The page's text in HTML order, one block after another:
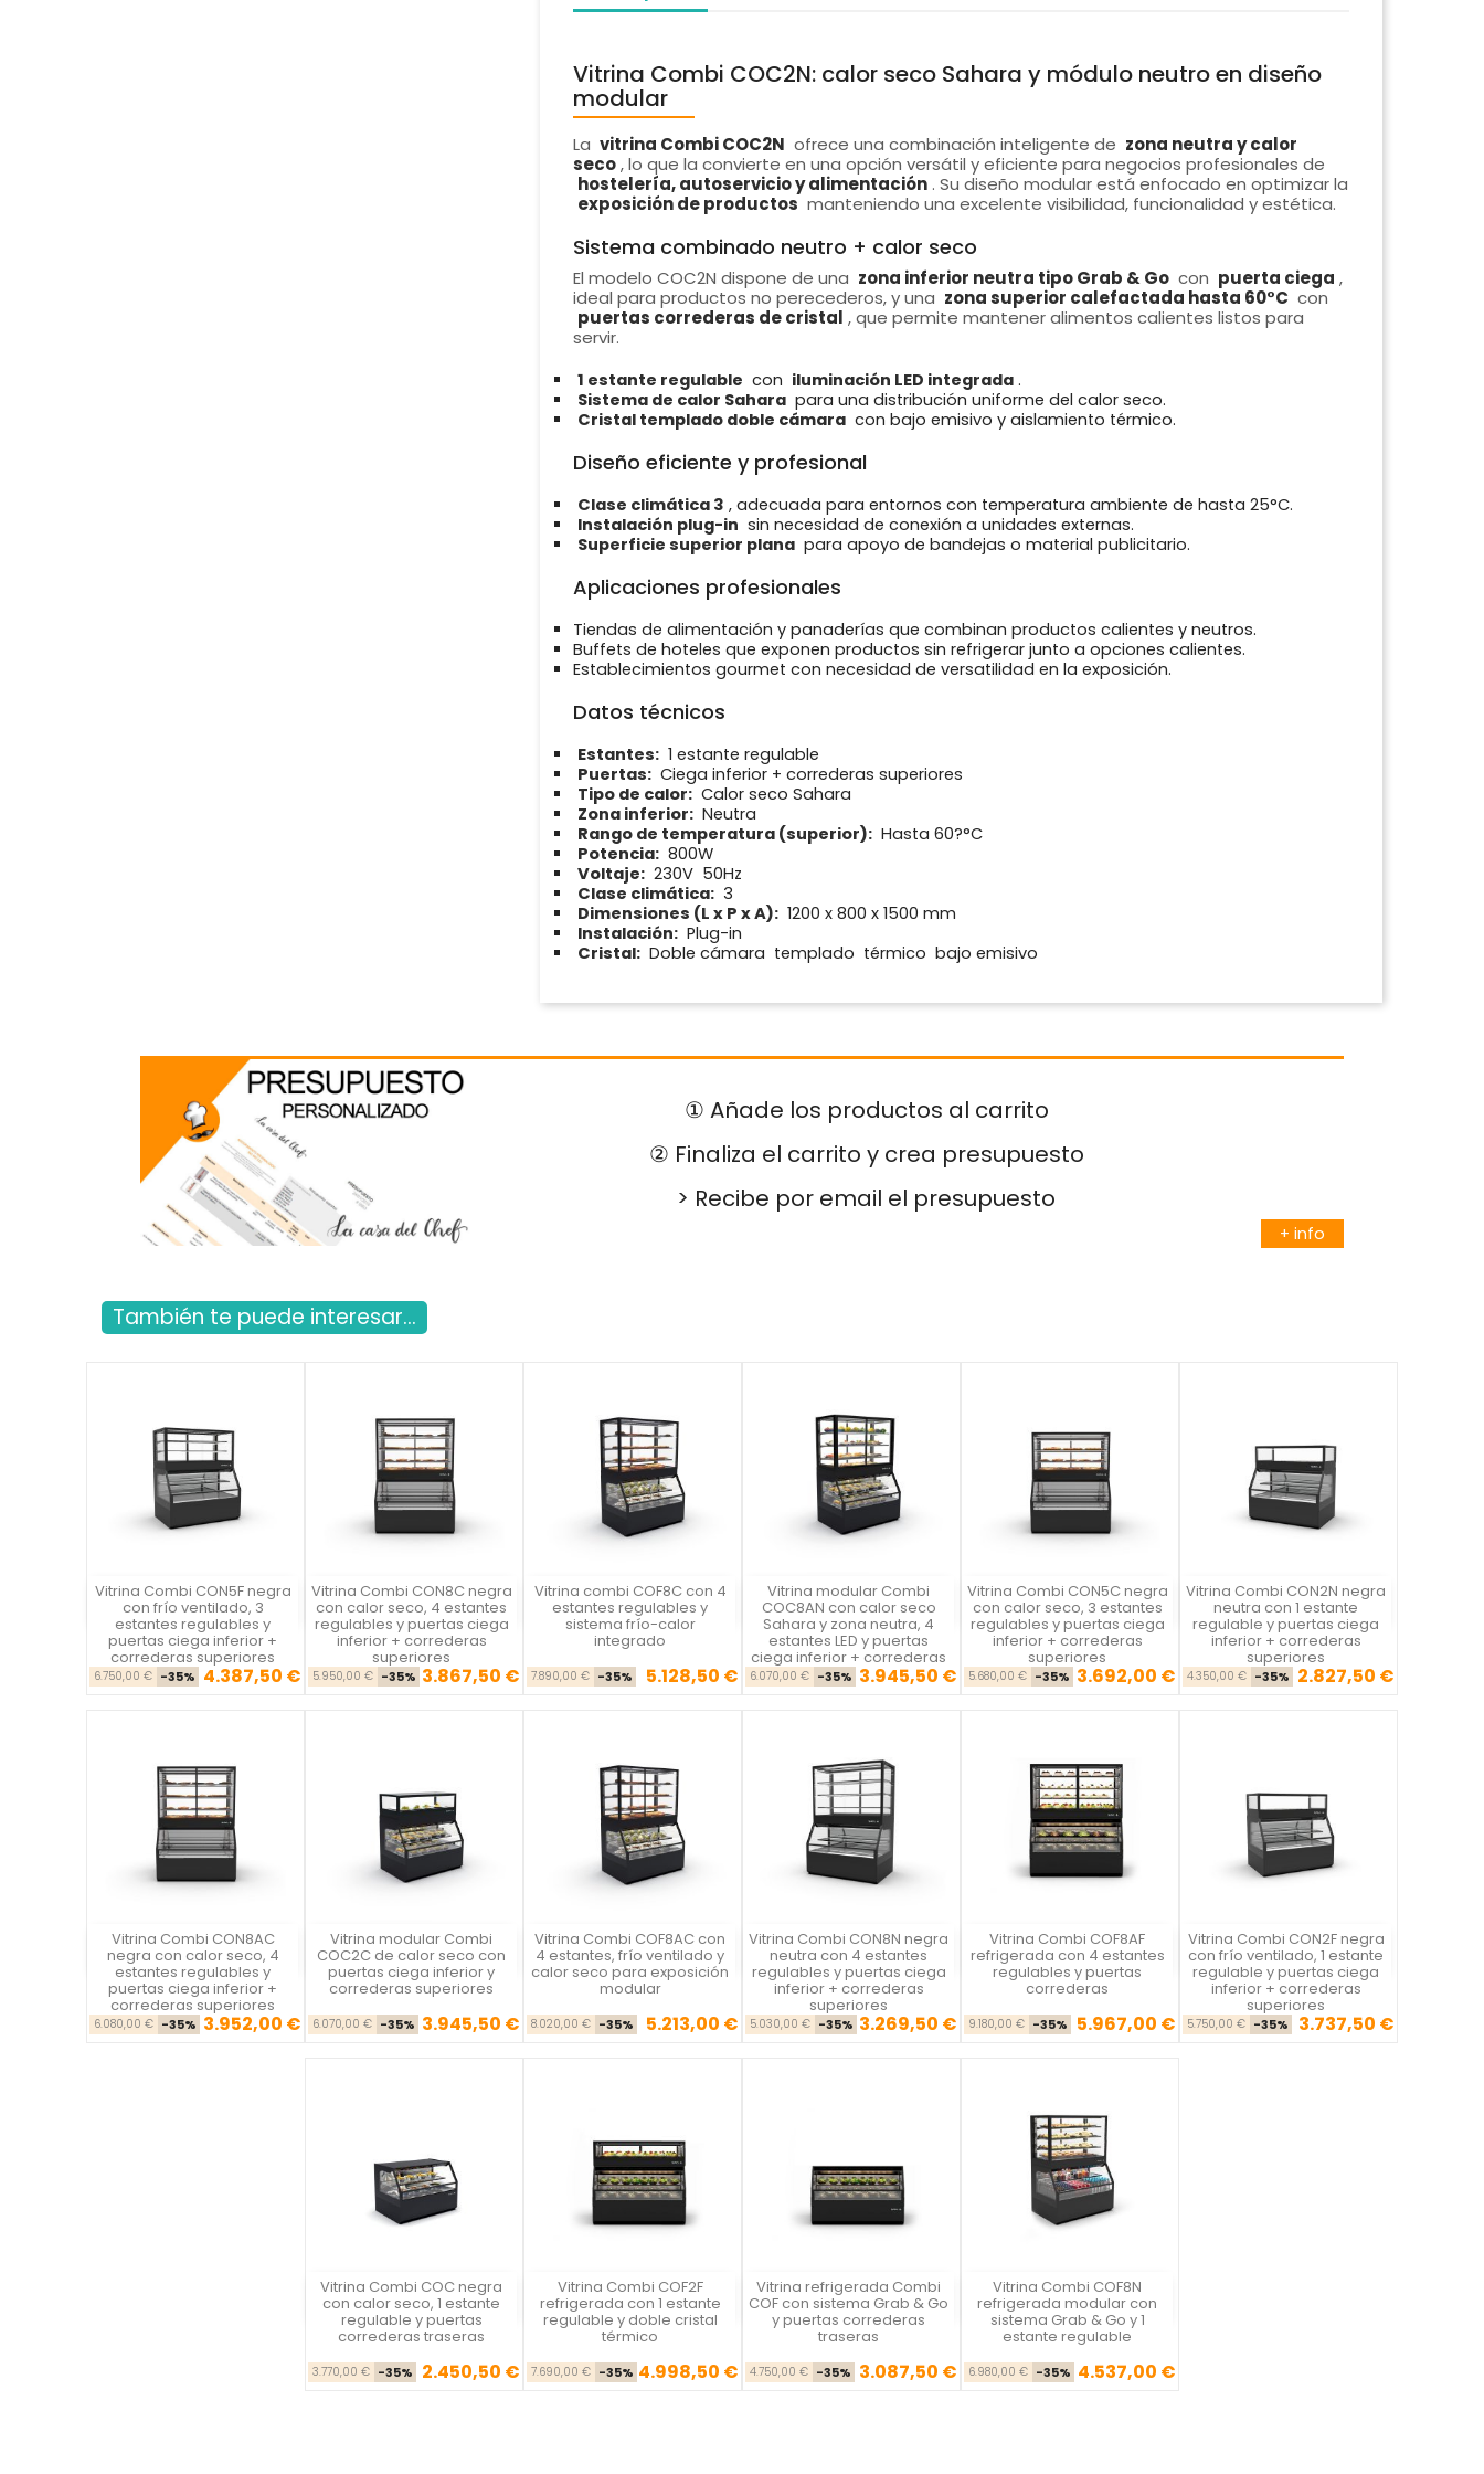
Vitrina Combi COC2N: calor seco Sahara y módulo neutro en diseño
modular
La vitrina Combi COC2N ofrece una combinación inteligente de zona neutra y calor
seco , lo que la convierte en una opción versátil y eficiente para negocios profesionales de
hostelería, autoservicio y alimentación . Su diseño modular está enfocado en optimizar la
exposición de productos manteniendo una excelente visibilidad, funcionalidad y estética.
Sistema combinado neutro + calor seco
El modelo COC2N dispone de una zona inferior neutra tipo Grab & Go con puerta ciega ,
ideal para productos no perecederos, y una zona superior calefactada hasta 60°C con
puertas correderas de cristal , que permite mantener alimentos calientes listos para
servir.
1 estante regulable con iluminación LED integrada .
Sistema de calor Sahara para una distribución uniforme del calor seco.
Cristal templado doble cámara con bajo emisivo y aislamiento térmico.
Diseño eficiente y profesional
Clase climática 3 , adecuada para entornos con temperatura ambiente de hasta 25°C.
Instalación plug-in sin necesidad de conexión a unidades externas.
Superficie superior plana para apoyo de bandejas o material publicitario.
Aplicaciones profesionales
Tiendas de alimentación y panaderías que combinan productos calientes y neutros.
Buffets de hoteles que exponen productos sin refrigerar junto a opciones calientes.
Establecimientos gourmet con necesidad de versatilidad en la exposición.
Datos técnicos
Estantes: 1 estante regulable
Puertas: Ciega inferior + correderas superiores
Tipo de calor: Calor seco Sahara
Zona inferior: Neutra
Rango de temperatura (superior): Hasta 60?°C
Potencia: 800W
Voltaje: 230V  50Hz
Clase climática: 3
Dimensiones (L x P x A): 1200 x 800 x 1500 mm
Instalación: Plug-in
Cristal: Doble cámara  templado  térmico  bajo emisivo
① Añade los productos al carrito
② Finaliza el carrito y crea presupuesto
> Recibe por email el presupuesto
+ info
También te puede interesar...
Vitrina Combi CON5F negra
con frío ventilado, 3
estantes regulables y
puertas ciega inferior +
correderas superiores
Precio base
6.750,00 € -35% Precio
4.387,50 €

Vista rápida Vitrina Combi CON8C negra
con calor seco, 4 estantes
regulables y puertas ciega
inferior + correderas
superiores
Precio base
5.950,00 € -35% Precio
3.867,50 €

Vista rápida Vitrina combi COF8C con 4
estantes regulables y
sistema frío-calor
integrado
Precio base
7.890,00 € -35% Precio
5.128,50 €

Vista rápida Vitrina modular Combi
COC8AN con calor seco
Sahara y zona neutra, 4
estantes LED y puertas
ciega inferior + correderas
Precio base
6.070,00 € -35% Precio
3.945,50 €

Vista rápida Vitrina Combi CON5C negra
con calor seco, 3 estantes
regulables y puertas ciega
inferior + correderas
superiores
Precio base
5.680,00 € -35% Precio
3.692,00 €

Vista rápida Vitrina Combi CON2N negra
neutra con 1 estante
regulable y puertas ciega
inferior + correderas
superiores
Precio base
4.350,00 € -35% Precio
2.827,50 €

Vista rápida
Vitrina Combi CON8AC
negra con calor seco, 4
estantes regulables y
puertas ciega inferior +
correderas superiores
Precio base
6.080,00 € -35% Precio
3.952,00 €

Vista rápida Vitrina modular Combi
COC2C de calor seco con
puertas ciega inferior y
correderas superiores
Precio base
6.070,00 € -35% Precio
3.945,50 €

Vista rápida Vitrina Combi COF8AC con
4 estantes, frío ventilado y
calor seco para exposición
modular
Precio base
8.020,00 € -35% Precio
5.213,00 €

Vista rápida Vitrina Combi CON8N negra
neutra con 4 estantes
regulables y puertas ciega
inferior + correderas
superiores
Precio base
5.030,00 € -35% Precio
3.269,50 €

Vista rápida Vitrina Combi COF8AF
refrigerada con 4 estantes
regulables y puertas
correderas
Precio base
9.180,00 € -35% Precio
5.967,00 €

Vista rápida Vitrina Combi CON2F negra
con frío ventilado, 1 estante
regulable y puertas ciega
inferior + correderas
superiores
Precio base
5.750,00 € -35% Precio
3.737,50 €

Vista rápida
Vitrina Combi COC negra
con calor seco, 1 estante
regulable y puertas
correderas traseras
Precio base
3.770,00 € -35% Precio
2.450,50 €

Vista rápida Vitrina Combi COF2F
refrigerada con 1 estante
regulable y doble cristal
térmico
Precio base
7.690,00 € -35% Precio
4.998,50 €

Vista rápida Vitrina refrigerada Combi
COF con sistema Grab & Go
y puertas correderas
traseras
Precio base
4.750,00 € -35% Precio
3.087,50 €

Vista rápida Vitrina Combi COF8N
refrigerada modular con
sistema Grab & Go y 1
estante regulable
Precio base
6.980,00 € -35% Precio
4.537,00 €

Vista rápida